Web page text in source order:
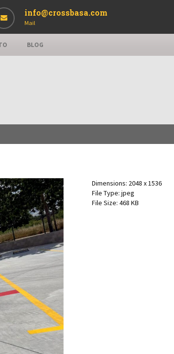
info@crossbasa.com
Mail
BLOG
Dimensions: 2048 x 1536
File Type: jpeg
File Size: 468 KB